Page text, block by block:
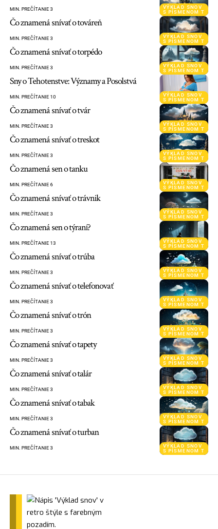
VÝKLAD SNOV
S PÍSMENOM T
MIN. PREČÍTANIE 3
VÝKLAD SNOV
S PÍSMENOM T
Čo znamená snívať o továreň
MIN. PREČÍTANIE 3
VÝKLAD SNOV
S PÍSMENOM T
Čo znamená snívať o torpédo
MIN. PREČÍTANIE 3
VÝKLAD SNOV
S PÍSMENOM T
Sny o Tehotenstve: Významy a Posolstvá
MIN. PREČÍTANIE 10
VÝKLAD SNOV
S PÍSMENOM T
Čo znamená snívať o tvár
MIN. PREČÍTANIE 3
VÝKLAD SNOV
S PÍSMENOM T
Čo znamená snívať o treskot
MIN. PREČÍTANIE 3
VÝKLAD SNOV
S PÍSMENOM T
Čo znamená sen o tanku
MIN. PREČÍTANIE 6
VÝKLAD SNOV
S PÍSMENOM T
Čo znamená snívať o trávnik
MIN. PREČÍTANIE 3
VÝKLAD SNOV
S PÍSMENOM T
Čo znamená sen o týraní?
MIN. PREČÍTANIE 13
VÝKLAD SNOV
S PÍSMENOM T
Čo znamená snívať o trúba
MIN. PREČÍTANIE 3
VÝKLAD SNOV
S PÍSMENOM T
Čo znamená snívať o telefonovať
MIN. PREČÍTANIE 3
VÝKLAD SNOV
S PÍSMENOM T
Čo znamená snívať o trón
MIN. PREČÍTANIE 3
VÝKLAD SNOV
S PÍSMENOM T
Čo znamená snívať o tapety
MIN. PREČÍTANIE 3
VÝKLAD SNOV
S PÍSMENOM T
Čo znamená snívať o talár
MIN. PREČÍTANIE 3
VÝKLAD SNOV
S PÍSMENOM T
Čo znamená snívať o tabak
MIN. PREČÍTANIE 3
VÝKLAD SNOV
S PÍSMENOM T
Čo znamená snívať o turban
MIN. PREČÍTANIE 3